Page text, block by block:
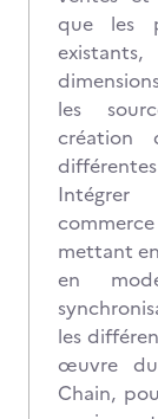
que les
les
création
Intégrer
mettant
en
les
œuvre
Chain,